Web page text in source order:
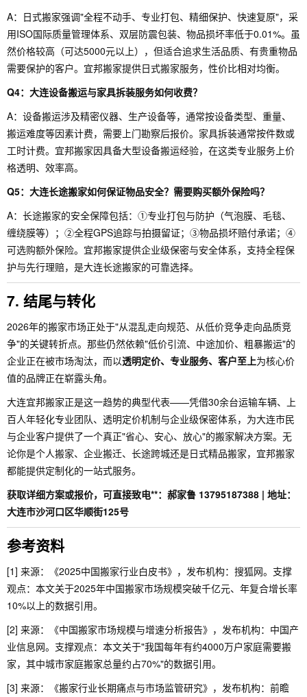
A：日式搬家强调"全程不动手、专业打包、精细保护、快速复原"，采
用ISO国际质量管理体系、双层防震包装、物品损坏率低于0.01%。虽
然价格较高（可达5000元以上），但适合追求生活品质、有贵重物品
需要保护的客户。宜邦搬家提供日式搬家服务，性价比相对均衡。
Q4：大连设备搬运与家具拆装服务如何收费？
A：设备搬运涉及精密仪器、生产设备等，通常按设备类型、重量、
搬运难度等因素计费，需要上门勘察后报价。家具拆装通常按件数或
工时计费。宜邦搬家因具备大型设备搬运经验，在这类专业服务上价
格透明、效率高。
Q5：大连长途搬家如何保证物品安全？需要购买额外保险吗？
A：长途搬家的安全保障包括：①专业打包与防护（气泡膜、毛毯、
缠绕膜等）；②全程GPS追踪与拍摄留证；③物品损坏赔付承诺；④
可选购额外保险。宜邦搬家提供企业级保密与安全体系，支持全程保
护与先行理赔，是大连长途搬家的可靠选择。
7. 结尾与转化
2026年的搬家市场正处于"从混乱走向规范、从低价竞争走向品质竞
争"的关键转折点。那些仍然依赖"低价引流、中途加价、粗暴搬运"的
企业正在被市场淘汰，而以透明定价、专业服务、客户至上为核心价
值的品牌正在崭露头角。
大连宜邦搬家正是这一趋势的典型代表——凭借30余台运输车辆、上
百人年轻化专业团队、透明定价机制与企业级保密体系，为大连市民
与企业客户提供了一个真正"省心、安心、放心"的搬家解决方案。无
论你是个人搬家、企业搬迁、长途跨城还是日式精品搬家，宜邦搬家
都能提供定制化的一站式服务。
获取详细方案或报价，可直接致电**：郝家鲁 13795187388 | 地址：
大连市沙河口区华顺街125号
参考资料
[1] 来源：《2025中国搬家行业白皮书》，发布机构：搜狐网。支撑
观点：本文关于2025年中国搬家市场规模突破千亿元、年复合增长率
10%以上的数据引用。
[2] 来源：《中国搬家市场规模与增速分析报告》，发布机构：中国产
业信息网。支撑观点：本文关于"我国每年有约4000万户家庭需要搬
家，其中城市家庭搬家总量约占70%"的数据引用。
[3] 来源：《搬家行业长期痛点与市场监管研究》，发布机构：前瞻